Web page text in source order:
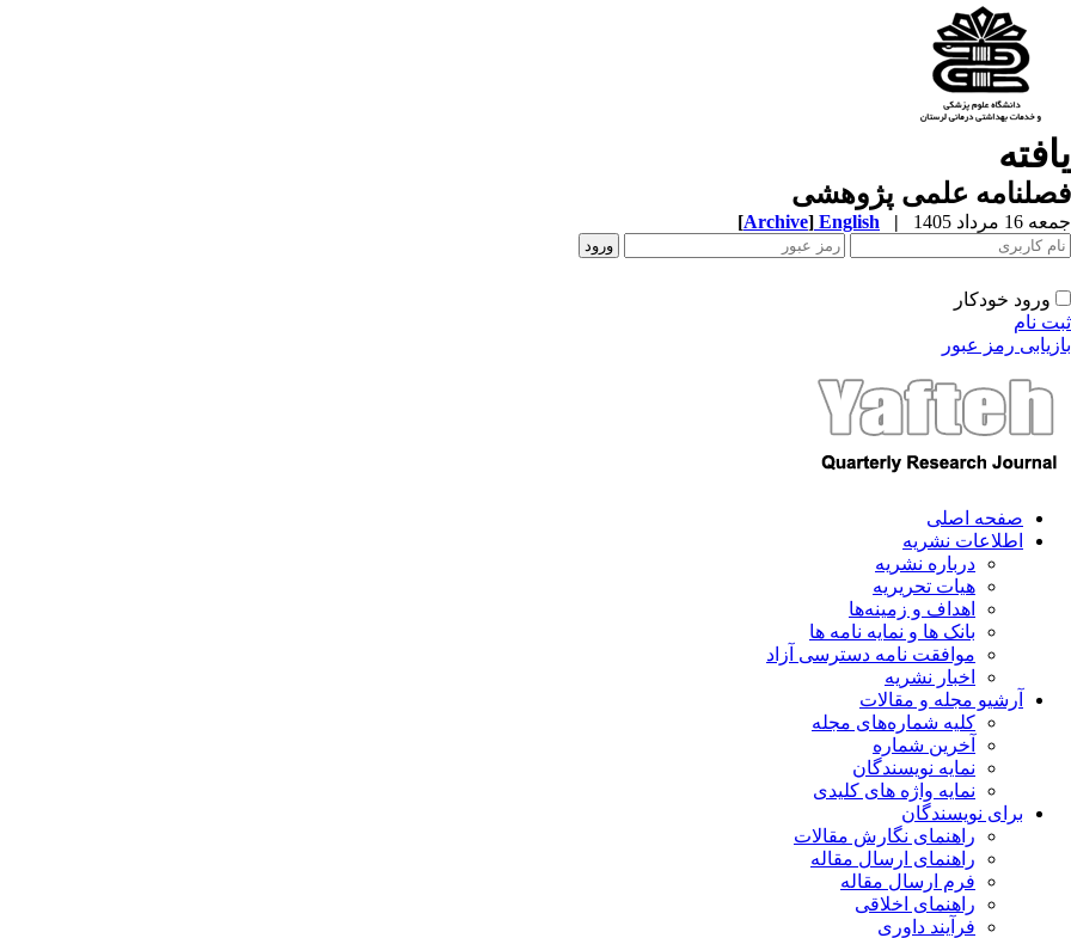
یافته
فصلنامه علمی پژوهشی
جمعه 16 مرداد 1405 |
English
[Archive]
ورود خودکار
ثبت نام
بازیابی رمز عبور
صفحه اصلی
اطلاعات نشریه
درباره نشریه
هیات تحریریه
اهداف و زمینه‌ها
بانک ها و نمایه نامه ها
موافقت نامه دسترسی آزاد
اخبار نشریه
آرشیو مجله و مقالات
کلیه شماره‌های مجله
آخرین شماره
نمایه نویسندگان
نمایه واژه های کلیدی
برای نویسندگان
راهنمای نگارش مقالات
راهنمای ارسال مقاله
فرم ارسال مقاله
راهنمای اخلاقی
فرآیند داوری